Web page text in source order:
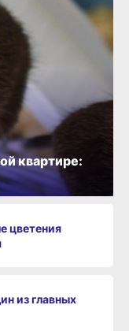
цветения
из главных
квартире: